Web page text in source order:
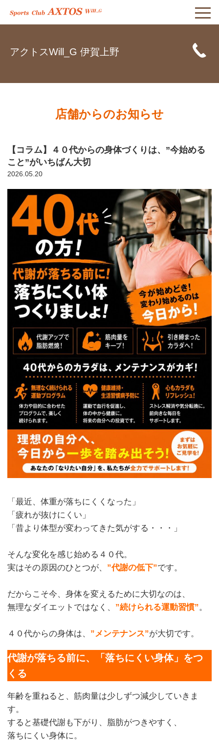
アクトスWill_G 伊賀上野
店舗からのお知らせ
【コラム】４０代からの身体づくりは、”今始める
こと”がいちばん大切
2026.05.20
「最近、体重が落ちにくくなった」
「疲れが抜けにくい」
「昔より体型が変わってきた気がする・・・」
そんな変化を感じ始める４０代。
実はその原因のひとつが、 ”代謝の低下”です。
だからこそ今、身体を変えるために大切なのは、
無理なダイエットではなく、 ”続けられる運動習慣”。
４０代からの身体は、 ”メンテナンス”が大切です。
代謝が落ちる前に、「落ちにくい身体」をつ
くる
年齢を重ねると、筋肉量は少しずつ減少していきま
す。
すると基礎代謝も下がり、脂肪がつきやすく、
落ちにくい身体に。